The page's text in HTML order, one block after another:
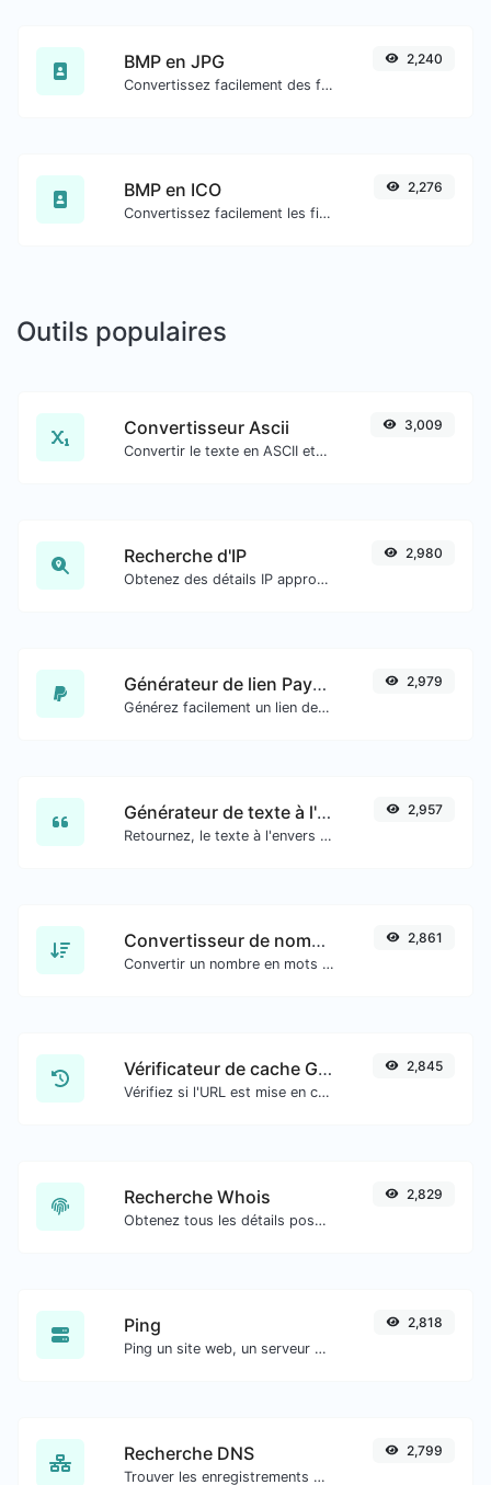
BMP en JPG
Convertissez facilement des fichiers image BMP en JPG.
2,240
BMP en ICO
Convertissez facilement les fichiers image BMP en ICO.
2,276
Outils populaires
Convertisseur Ascii
Convertir le texte en ASCII et inversement pour toute entrée de chaîne.
3,009
Recherche d'IP
Obtenez des détails IP approximatifs.
2,980
Générateur de lien PayPal
Générez facilement un lien de paiement PayPal.
2,979
Générateur de texte à l'envers
Retournez, le texte à l'envers avec facilité.
2,957
Convertisseur de nombres en mots
Convertir un nombre en mots écrits, épelés.
2,861
Vérificateur de cache Google
Vérifiez si l'URL est mise en cache ou non par Google.
2,845
Recherche Whois
Obtenez tous les détails possibles sur un nom de domaine.
2,829
Ping
Ping un site web, un serveur ou un port.
2,818
Recherche DNS
Trouver les enregistrements DNS A, AAAA, CNAME, MX, NS, TXT, SOA d'un hôte.
2,799